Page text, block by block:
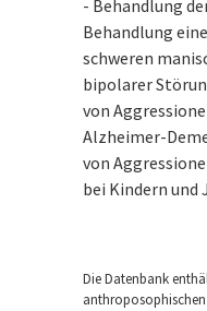
- Behandlung
Behandlung
schweren
bipolarer
von
Alzheimer-
von
bei Kindern und
Die Datenbank